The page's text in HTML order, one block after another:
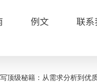
例文 联系
顶级秘籍：从需求分析到优